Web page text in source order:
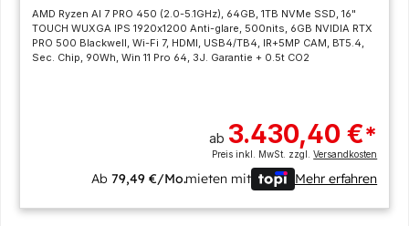
AMD Ryzen AI 7 PRO 450 (2.0-5.1GHz), 64GB, 1TB NVMe SSD, 16"
TOUCH WUXGA IPS 1920x1200 Anti-glare, 500nits, 6GB NVIDIA RTX
PRO 500 Blackwell, Wi-Fi 7, HDMI, USB4/TB4, IR+5MP CAM, BT5.4,
Sec. Chip, 90Wh, Win 11 Pro 64, 3J. Garantie + 0.5t CO2
ab 3.430,40 €*
Preis inkl. MwSt. zzgl.Versandkosten
Ab79,49 €/Mo.mieten mit Mehr erfahren